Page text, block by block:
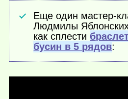
Еще один мастер-
Людмилы
как сплести
бусин в 5 рядов: